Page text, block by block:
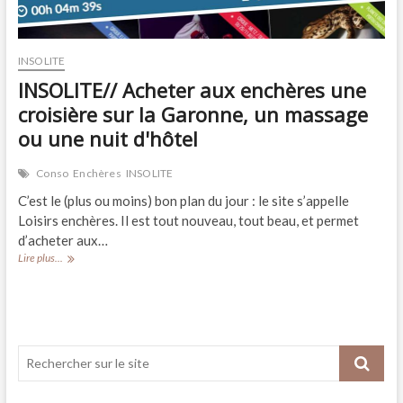
INSOLITE
INSOLITE// Acheter aux enchères une
croisière sur la Garonne, un massage
ou une nuit d'hôtel
Conso Enchères INSOLITE
C’est le (plus ou moins) bon plan du jour : le site s’appelle
Loisirs enchères. Il est tout nouveau, tout beau, et permet
d’acheter aux…
Lire plus...
INSOLITE//
la
Garonne,